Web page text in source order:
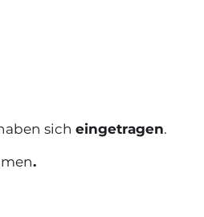
sich eingetragen.
.